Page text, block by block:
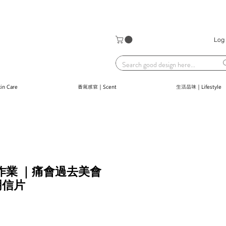
Log
Care 香氣感官｜Scent 生活品味｜Lifestyle
業 ｜痛會過去美會
片